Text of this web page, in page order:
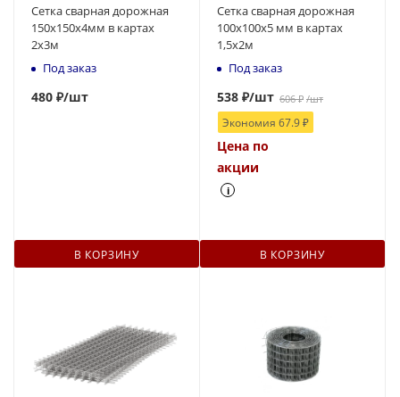
Сетка сварная дорожная
150х150х4мм в картах
2х3м
Под заказ
480 ₽/шт
В КОРЗИНУ
Сетка сварная дорожная
100х100х5 мм в картах
1,5х2м
Под заказ
606₽ /шт
538 ₽/шт
Экономия 67.9₽
Цена по
акции
i
В КОРЗИНУ